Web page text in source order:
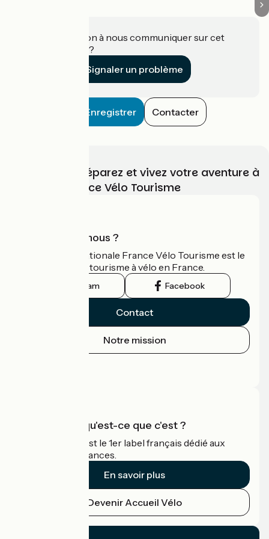
Une information à nous communiquer sur cet
établissement ?
Signaler un problème
Enregistrer Contacter
Choisissez, préparez et vivez votre aventure à
vélo avec France Vélo Tourisme
Qui sommes-nous ?
L'association nationale France Vélo Tourisme est le
guide officiel du tourisme à vélo en France.
Instagram Facebook
Contact
Notre mission
Accueil Vélo qu'est-ce que c'est ?
Accueil Vélo c'est le 1er label français dédié aux
cyclistes en vacances.
En savoir plus
Devenir Accueil Vélo